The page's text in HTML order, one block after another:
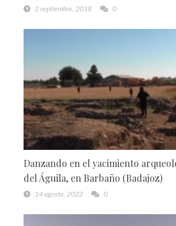
2 septiembre, 2018 0
Danzando en el yacimiento
del Águila, en Barbaño (Badajoz)
14 agosto, 2022 0